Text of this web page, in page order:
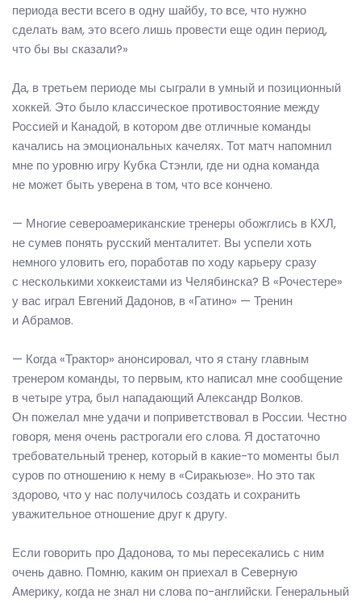
периода вести всего в одну шайбу, то все, что нужно
сделать вам, это всего лишь провести еще один период,
что бы вы сказали?»
Да, в третьем периоде мы сыграли в умный и позиционный
хоккей. Это было классическое противостояние между
Россией и Канадой, в котором две отличные команды
качались на эмоциональных качелях. Тот матч напомнил
мне по уровню игру Кубка Стэнли, где ни одна команда
не может быть уверена в том, что все кончено.
— Многие североамериканские тренеры обожглись в КХЛ,
не сумев понять русский менталитет. Вы успели хоть
немного уловить его, поработав по ходу карьеру сразу
с несколькими хоккеистами из Челябинска? В «Рочестере»
у вас играл Евгений Дадонов, в «Гатино» — Тренин
и Абрамов.
— Когда «Трактор» анонсировал, что я стану главным
тренером команды, то первым, кто написал мне сообщение
в четыре утра, был нападающий Александр Волков.
Он пожелал мне удачи и поприветствовал в России. Честно
говоря, меня очень растрогали его слова. Я достаточно
требовательный тренер, который в какие-то моменты был
суров по отношению к нему в «Сиракьюзе». Но это так
здорово, что у нас получилось создать и сохранить
уважительное отношение друг к другу.
Если говорить про Дадонова, то мы пересекались с ним
очень давно. Помню, каким он приехал в Северную
Америку, когда не знал ни слова по-английски. Генеральный